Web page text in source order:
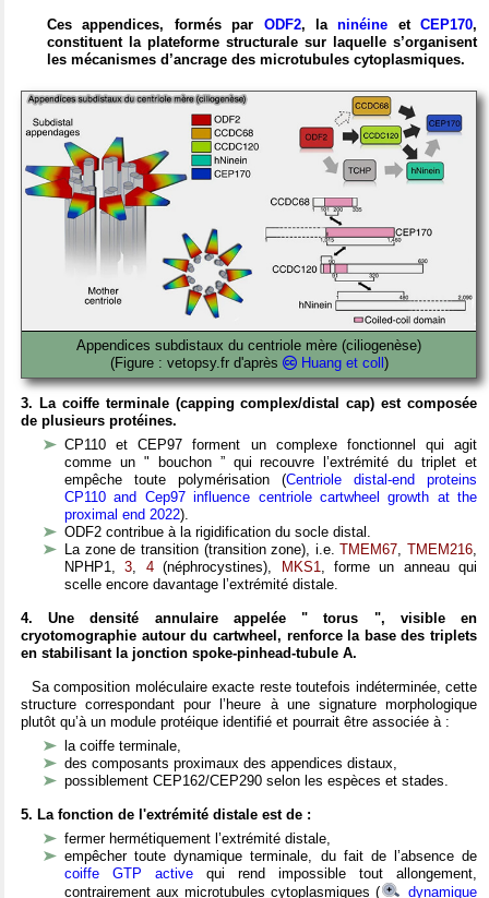
Ces appendices, formés par ODF2, laninéine et CEP170,
constituent la plateforme structurale sur laquelle s’organisent
les mécanismes d’ancrage des microtubules cytoplasmiques.
Appendices subdistaux du centriole mère (ciliogenèse)
(Figure : vetopsy.fr d'après
Huang et coll )
3. La coiffe terminale (capping complex/distal cap) est composée
de plusieurs protéines.
CP110 et CEP97 forment un complexe fonctionnel qui agit
comme un " bouchon ” qui recouvre l’extrémité du triplet et
empêche toute polymérisation (Centriole distal-end proteins
CP110 and Cep97 influence centriole cartwheel growth at the
proximal end 2022).
ODF2 contribue à la rigidification du socle distal.
La zone de transition (transition zone), i.e.TMEM67 TMEM216
NPHP1,3 4(néphrocystines), MKS1
, forme un anneau qui
scelle encore davantage l’extrémité distale.
4. Une densité annulaire appelée " torus ", visible en
cryotomographie autour du cartwheel, renforce la base des triplets
en stabilisant la jonction spoke-pinhead-tubule A.
Sa composition moléculaire exacte reste toutefois indéterminée, cette
structure correspondant pour l’heure à une signature morphologique
plutôt qu’à un module protéique identifié et pourrait être associée à :
la coiffe terminale,
des composants proximaux des appendices distaux,
possiblement CEP162/CEP290 selon les espèces et stades.
5. La fonction de l'extrémité distale est de :
fermer hermétiquement l’extrémité distale,
empêcher toute dynamique terminale, du fait de l’absence de
coiffe GTP active qui rend impossible tout allongement,
contrairement aux microtubules cytoplasmiques (
dynamique